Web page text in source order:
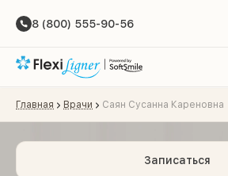
8 (800) 555-90-56
Главная Врачи Саян Сусанна Кареновна
Записаться